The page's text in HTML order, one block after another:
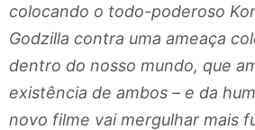
colocando o todo-poderoso
Godzilla contra uma ameaça
dentro do nosso mundo, que
existência de ambos – e da
novo filme vai mergulhar mais